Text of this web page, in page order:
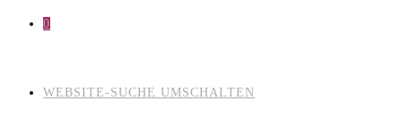
0
WEBSITE-SUCHE UMSCHALTEN